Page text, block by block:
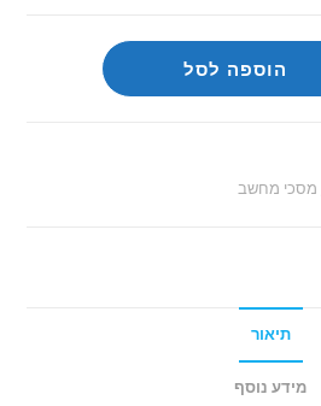
הוספה לסל
מסכי מחשב
תיאור
מידע נוסף